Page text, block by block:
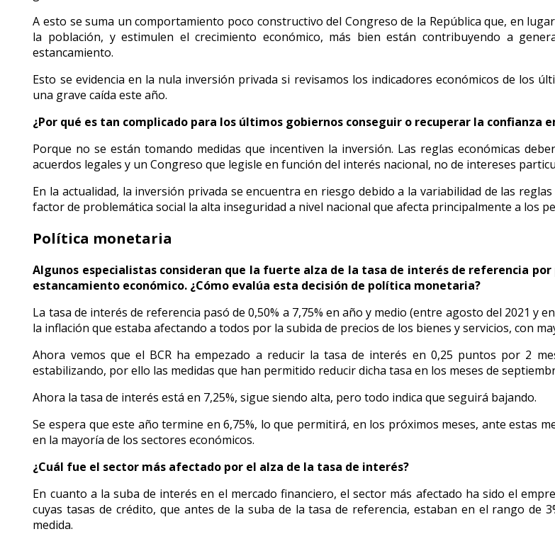
A esto se suma un comportamiento poco constructivo del Congreso de la República que, en
la población, y estimulen el crecimiento económico, más bien están contribuyendo a
estancamiento.
Esto se evidencia en la nula inversión privada si revisamos los indicadores económicos de los
una grave caída este año.
¿Por qué es tan complicado para los últimos gobiernos conseguir o recuperar la confianza
Porque no se están tomando medidas que incentiven la inversión. Las reglas económicas
acuerdos legales y un Congreso que legisle en función del interés nacional, no de intereses
En la actualidad, la inversión privada se encuentra en riesgo debido a la variabilidad de las
factor de problemática social la alta inseguridad a nivel nacional que afecta principalmente a los
Política monetaria
Algunos especialistas consideran que la fuerte alza de la tasa de interés de referencia
estancamiento económico. ¿Cómo evalúa esta decisión de política monetaria?
La tasa de interés de referencia pasó de 0,50% a 7,75% en año y medio (entre agosto del 2021 y
la inflación que estaba afectando a todos por la subida de precios de los bienes y servicios, con
Ahora vemos que el BCR ha empezado a reducir la tasa de interés en 0,25 puntos por 2
estabilizando, por ello las medidas que han permitido reducir dicha tasa en los meses de
Ahora la tasa de interés está en 7,25%, sigue siendo alta, pero todo indica que seguirá bajando.
Se espera que este año termine en 6,75%, lo que permitirá, en los próximos meses, ante estas
en la mayoría de los sectores económicos.
¿Cuál fue el sector más afectado por el alza de la tasa de interés?
En cuanto a la suba de interés en el mercado financiero, el sector más afectado ha sido el
cuyas tasas de crédito, que antes de la suba de la tasa de referencia, estaban en el rango de
medida.